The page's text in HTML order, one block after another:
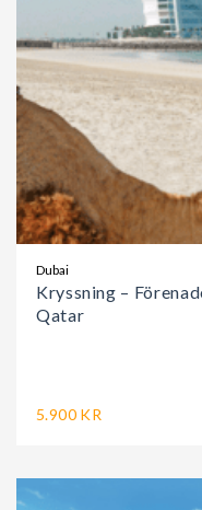
Dubai
Kryssning –
Qatar
5.900 KR